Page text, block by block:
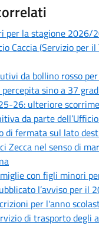
per la stagione 2026/
Caccia (Servizio per
da bollino rosso
sino a 37
26: ulteriore
da parte
di fermata sul lato
Zecca nel senso di
con figli minori
l’avviso per il
per l'anno
di trasporto degli